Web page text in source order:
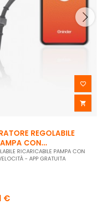


REGOLABILE
CON...
RICARICABILE PAMPA CON
- APP GRATUITA
€